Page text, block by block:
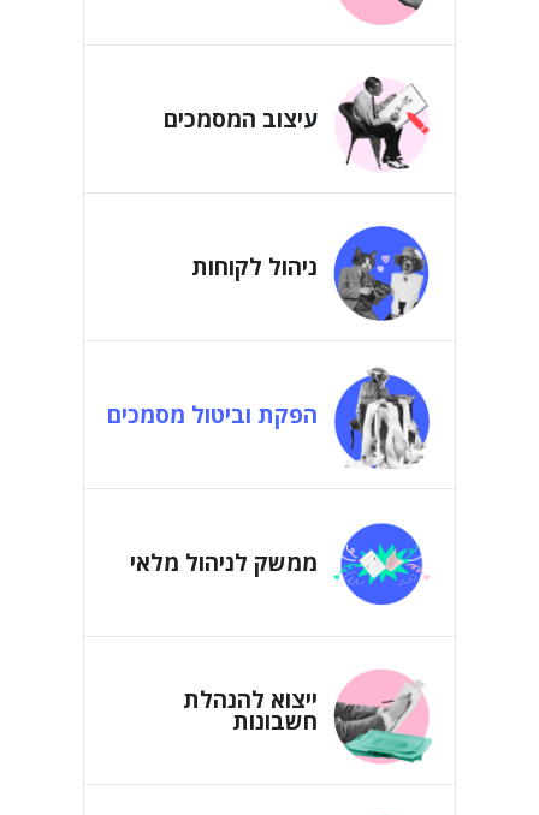
עיצוב המסמכים
ניהול לקוחות
הפקת וביטול מסמכים
ממשק לניהול מלאי
ייצוא להנהלת
חשבונות